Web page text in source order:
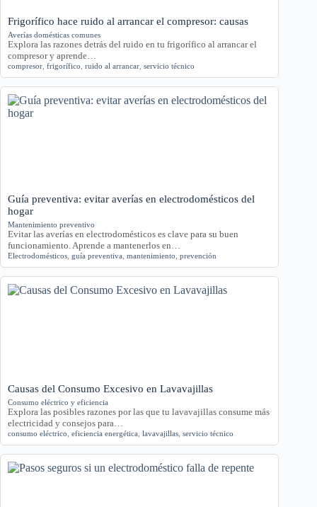
Frigorífico hace ruido al arrancar el compresor: causas
Averías domésticas comunes
Explora las razones detrás del ruido en tu frigorífico al arrancar el
compresor y aprende…
compresor frigorífico ruido al arrancar servicio técnico
Guía preventiva: evitar averías en electrodomésticos del
hogar
Mantenimiento preventivo
Evitar las averías en electrodomésticos es clave para su buen
funcionamiento. Aprende a mantenerlos en…
Electrodomésticos guía preventiva mantenimiento prevención
Causas del Consumo Excesivo en Lavavajillas
Consumo eléctrico y eficiencia
Explora las posibles razones por las que tu lavavajillas consume más
electricidad y consejos para…
consumo eléctrico eficiencia energética lavavajillas servicio técnico